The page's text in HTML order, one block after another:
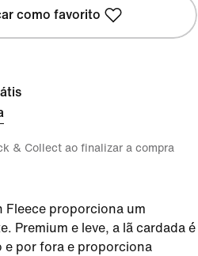
como favorito
& Collect ao finalizar a compra
Fleece proporciona um
Premium e leve, a lã cardada é
e por fora e proporciona